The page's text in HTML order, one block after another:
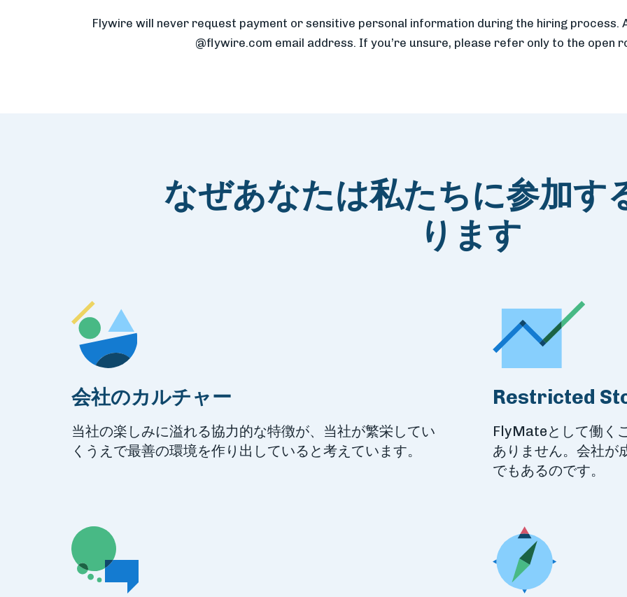
Flywire will never request payment or sensitive personal information during the hiring process.
@flywire.com email address. If you’re unsure, please refer only to the open
なぜあなたは私たちに参加す
ります
会社のカルチャー
当社の楽しみに溢れる協力的な特徴が、当社が繁栄してい
くうえで最善の環境を作り出していると考えています。
Restricted
FlyMateとして働く
ありません。会社が
でもあるのです。